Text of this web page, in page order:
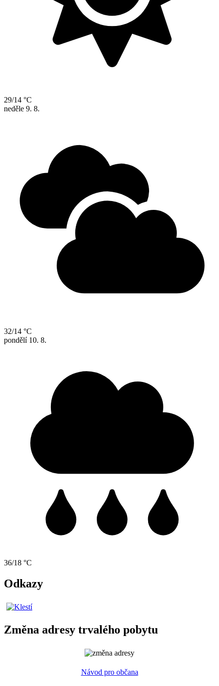
29/14 °C
neděle 9. 8.
32/14 °C
pondělí 10. 8.
36/18 °C
Odkazy
Změna adresy trvalého pobytu
Návod pro občana